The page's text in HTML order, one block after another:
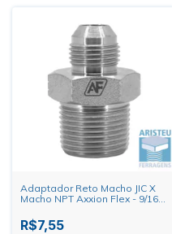
Adaptador Reto Macho JIC X
Macho NPT Axxion Flex - 9/16"
R$7,55